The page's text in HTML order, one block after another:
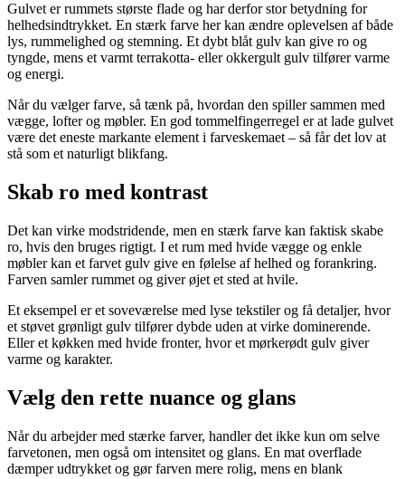
Gulvet er rummets største flade og har derfor stor betydning for
helhedsindtrykket. En stærk farve her kan ændre oplevelsen af både
lys, rummelighed og stemning. Et dybt blåt gulv kan give ro og
tyngde, mens et varmt terrakotta- eller okkergult gulv tilfører varme
og energi.
Når du vælger farve, så tænk på, hvordan den spiller sammen med
vægge, lofter og møbler. En god tommelfingerregel er at lade gulvet
være det eneste markante element i farveskemaet – så får det lov at
stå som et naturligt blikfang.
Skab ro med kontrast
Det kan virke modstridende, men en stærk farve kan faktisk skabe
ro, hvis den bruges rigtigt. I et rum med hvide vægge og enkle
møbler kan et farvet gulv give en følelse af helhed og forankring.
Farven samler rummet og giver øjet et sted at hvile.
Et eksempel er et soveværelse med lyse tekstiler og få detaljer, hvor
et støvet grønligt gulv tilfører dybde uden at virke dominerende.
Eller et køkken med hvide fronter, hvor et mørkerødt gulv giver
varme og karakter.
Vælg den rette nuance og glans
Når du arbejder med stærke farver, handler det ikke kun om selve
farvetonen, men også om intensitet og glans. En mat overflade
dæmper udtrykket og gør farven mere rolig, mens en blank